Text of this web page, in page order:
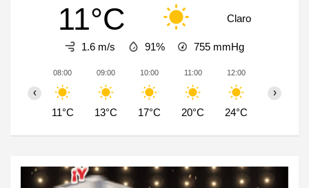
11°C Claro
1.6 m/s 91% 755 mmHg
08:00
11°C
09:00
13°C
10:00
17°C
11:00
20°C
12:00
24°C
‹ ›